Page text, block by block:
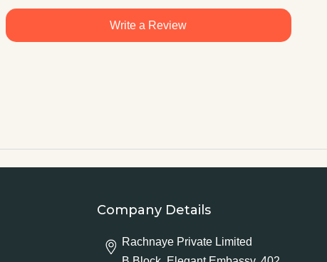
Write a Review
Company Details
Rachnaye Private Limited